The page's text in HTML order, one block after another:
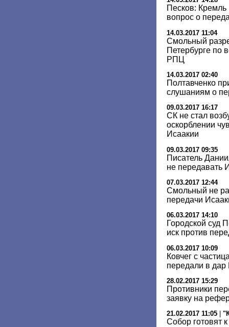
Песков:
вопрос о
14.03.2017 11:04
Смольный
Петербурге по
РПЦ
14.03.2017 02:40
Полтавченко
слушаниям о
09.03.2017 16:17
СК не стал
оскорблении
Исаакии
09.03.2017 09:35
Писатель
не передавать
07.03.2017 12:44
Смольный не
передачи
06.03.2017 14:10
Городской суд
иск против
06.03.2017 10:09
Ковчег с
передали в дар
28.02.2017 15:29
Противники
заявку на
21.02.2017 11:05
Собор готовят